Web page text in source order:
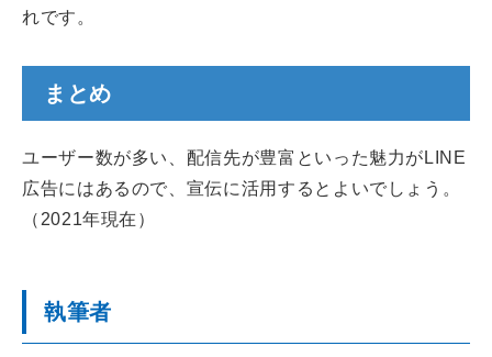
れです。
まとめ
ユーザー数が多い、配信先が豊富といった魅力がLINE
広告にはあるので、宣伝に活用するとよいでしょう。
（2021年現在）
執筆者